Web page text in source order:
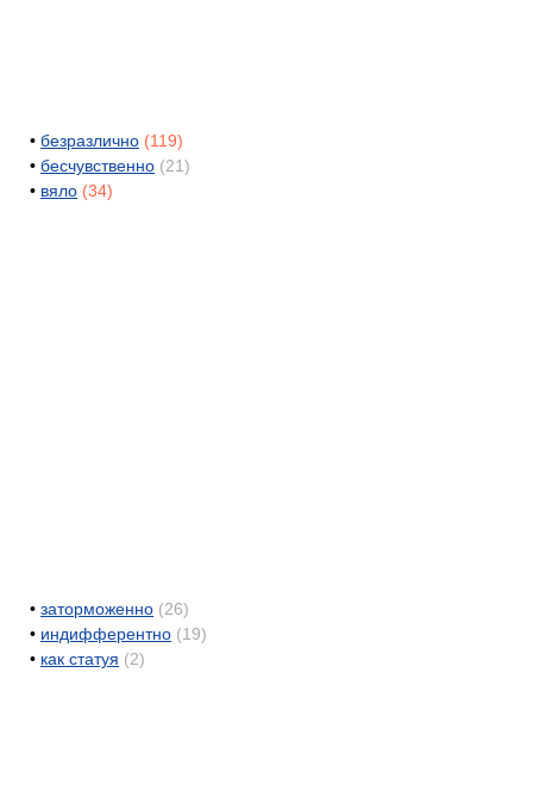
• безразлично (119)
• бесчувственно (21)
• вяло (34)
• заторможенно (26)
• индифферентно (19)
• как статуя (2)